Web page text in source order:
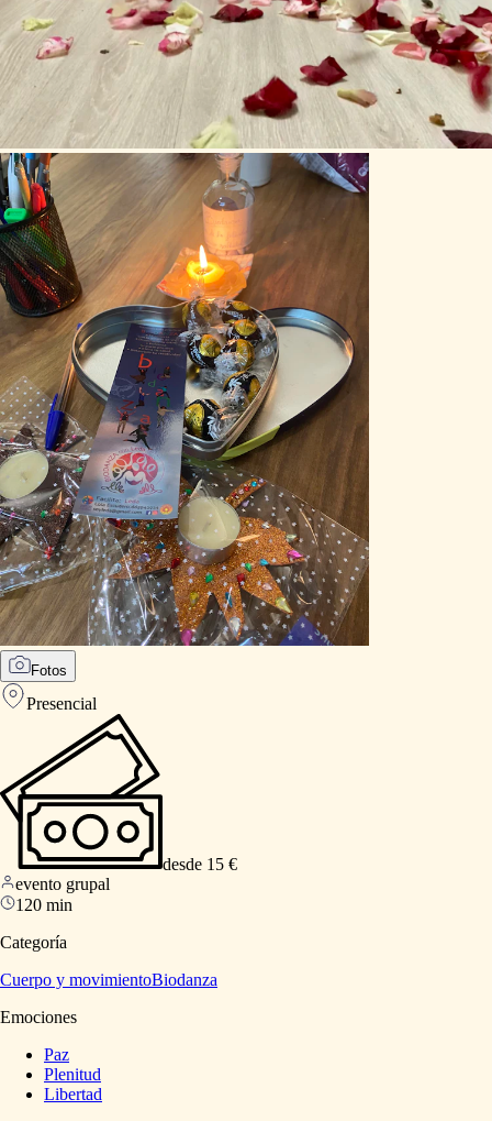
Fotos
Presencial
desde 15 €
evento grupal
120 min
Categoría
Cuerpo y movimientoBiodanza
Emociones
Paz
Plenitud
Libertad